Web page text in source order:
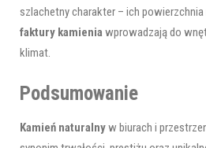
szlachetny charakter – ich
faktury kamieniawprowadzają do
klimat.
Podsumowanie
Kamień naturalnyw biurach i